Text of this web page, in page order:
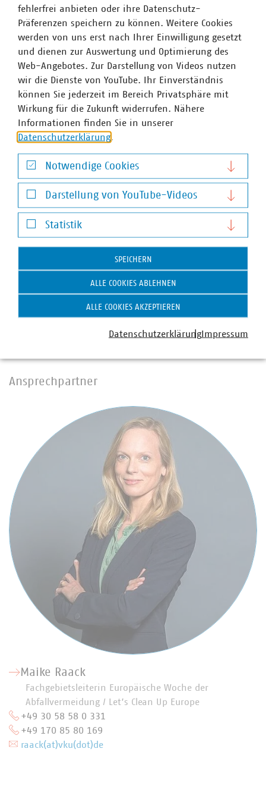
kommunalwirtschaftliche Unternehmen in den Bereichen
Energie, Wasser/Abwasser, Abfallwirtschaft sowie
Telekommunikation. Mit rund 283.000 Beschäftigten
wurden 2019 Umsatzerlöse von 123 Milliarden Euro
Im Endkundensegment haben die VKU-
Mitgliedsunternehmen signifikante Marktanteile in
zentralen Ver- und Entsorgungsbereichen: Strom 62
Prozent, Gas 67 Prozent, Trinkwasser 91 Prozent, Wärme
79 Prozent, Abwasser 45 Prozent. Sie entsorgen jeden Tag
31.500 Tonnen Abfall und tragen durch getrennte
67 Prozent die höchste Recyclingquote in der
Europäischen Union hat. Immer mehr
Mitgliedsunternehmen engagieren sich im
Breitbandausbau: 203 Unternehmen investieren pro Jahr
über 700 Millionen Euro. Beim Breitbandausbau setzen
92 Prozent der Unternehmen auf Glasfaser bis
mindestens ins Gebäude. Wir halten Deutschland am
Beitrag für heute und morgen: #Daseinsvorsorge. Unsere
2030plus.vku.de.
Ansprechpartner
Maike Raack
Fachgebietsleiterin Europäische Woche der
Abfallvermeidung / Let’s Clean Up Europe
+49 30 58 58 0 331
+49 170 85 80 169
raack(at)vku(dot)de
fehlerfrei anbieten oder ihre Datenschutz-
Präferenzen speichern zu können. Weitere Cookies
werden von uns erst nach Ihrer Einwilligung gesetzt
und dienen zur Auswertung und Optimierung des
Web-Angebotes. Zur Darstellung von Videos nutzen
wir die Dienste von YouTube. Ihr Einverständnis
können Sie jederzeit im Bereich Privatsphäre mit
Wirkung für die Zukunft widerrufen. Nähere
Informationen finden Sie in unserer
Datenschutzerklärung
Notwendige Cookies
Notwendige Cookies
Darstellung von YouTube-Videos
Darstellung von YouTube-Videos
Statistik
Statistik
SPEICHERN
ALLE COOKIES ABLEHNEN
ALLE COOKIES AKZEPTIEREN
DatenschutzerklärungImpressum